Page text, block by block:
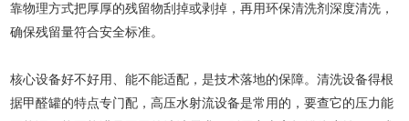
靠物理方式把厚厚的残留物刮掉或剥掉，再用环保清洗剂深度清洗，
确保残留量符合安全标准。
核心设备好不好用、能不能适配，是技术落地的保障。清洗设备得根
据甲醛罐的特点专门配，高压水射流设备是常用的，要查它的压力能